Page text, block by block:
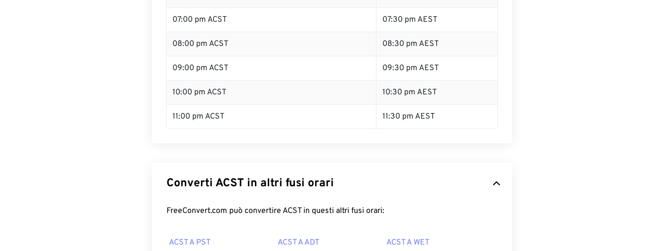
07:00 pm ACST 07:30 pm AEST
08:00 pm ACST 08:30 pm AEST
09:00 pm ACST 09:30 pm AEST
10:00 pm ACST 10:30 pm AEST
11:00 pm ACST 11:30 pm AEST
Converti ACST in altri fusi orari
FreeConvert.com può convertire ACST in questi altri fusi orari:
ACST A PST ACST A ADT ACST A WET